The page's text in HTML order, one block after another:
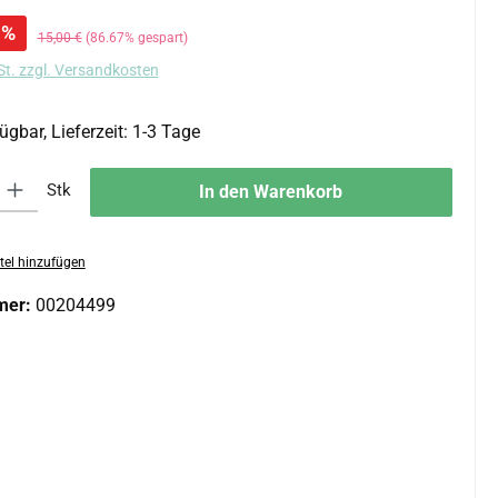
% Regulärer Preis:
15,00 € (86.67% gespart)
zzgl. Versandkosten
Lieferzeit: 1-3 Tage
Stk In den Warenkorb
hinzufügen
00204499